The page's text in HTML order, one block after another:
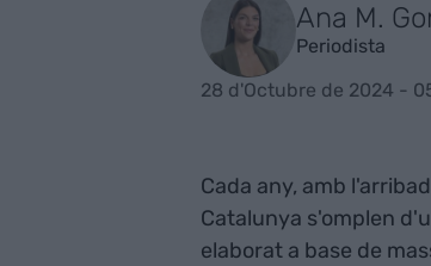
Ana M.
Periodista
28 d'Octubre de 2024 -
Cada any, amb
Catalunya s'omplen
elaborat a base de